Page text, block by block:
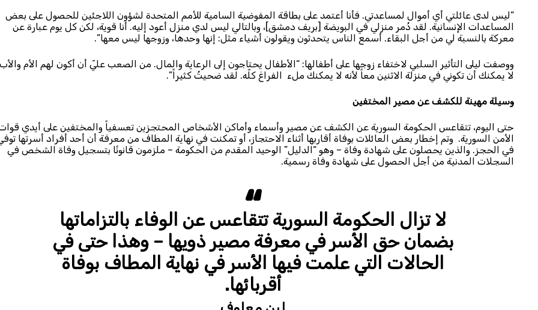
“ليس لدى عائلتي أي أموال لمساعدتي. فأنا أعتمد على بطاقة المفوضية السامية للأمم المتحدة لشؤون اللاجئين للحصول على بعض
المساعدات الإنسانية. لقد دُمر منزلي في البويضة [بريف دمشق]، وبالتالي ليس لدي منزل أعود إليه. أنا قوية، لكن كل يوم عبارة عن
معركة بالنسبة لي من أجل البقاء. أسمع الناس يتحدثون ويقولون أشياء مثل: إنها وحدها، وزوجها ليس معها”.
ووصفت ليلى التأثير السلبي لاختفاء زوجها على أطفالها: “الأطفال يحتاجون إلى الرعاية والمال. من الصعب عليّ أن أكون لهم الأم
لا يمكنك أن تكوني في منزلة الاثنين معاً لأنه لا يمكنك ملء الفراغ كلّه. لقد ضحيتُ كثيراً”.
وسيلة مهينة للكشف عن مصير المختفين
حتى اليوم، تتقاعس الحكومة السورية عن الكشف عن مصير وأسماء وأماكن الأشخاص المحتجزين تعسفياً والمختفين على أيدي
الأمن السورية. وتم إخطار بعض العائلات بوفاة أقاربها أثناء الاحتجاز، أو تمكنت في نهاية المطاف من معرفة أن أحد أفراد أسرتها
في الحجز. والذين يحصلون على شهادة وفاة – وهو “الدليل” الوحيد المقدم من الحكومة – ملزمون قانونًا بتسجيل وفاة الشخص في
السجلات المدنية من أجل الحصول على شهادة وفاة رسمية.
لا تزال الحكومة السورية تتقاعس عن الوفاء بالتزاماتها
بضمان حق الأسر في معرفة مصير ذويها – وهذا حتى في
الحالات التي علمت فيها الأسر في نهاية المطاف بوفاة
أقربائها.